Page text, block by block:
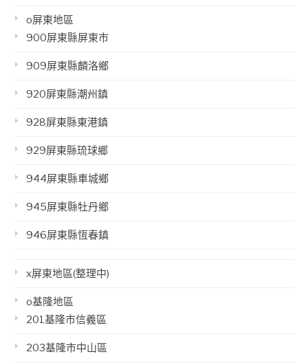
o屏東地區
900屏東縣屏東市
909屏東縣麟洛鄉
920屏東縣潮州鎮
928屏東縣東港鎮
929屏東縣琉球鄉
944屏東縣車城鄉
945屏東縣牡丹鄉
946屏東縣恆春鎮
x屏東地區(整理中)
o基隆地區
201基隆市信義區
203基隆市中山區